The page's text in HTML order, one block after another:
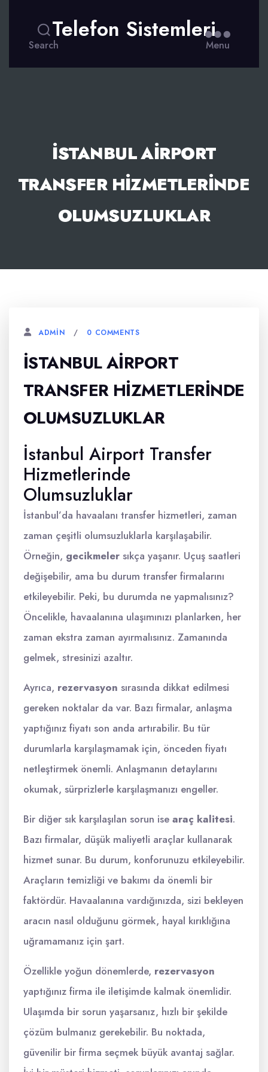
Search
Telefon Sistemleri
Menu
İSTANBUL AIRPORT
TRANSFER HIZMETLERINDE
OLUMSUZLUKLAR
ADMIN 0 COMMENTS
İSTANBUL AIRPORT
TRANSFER HIZMETLERINDE
OLUMSUZLUKLAR
İstanbul Airport Transfer
Hizmetlerinde
Olumsuzluklar
İstanbul’da havaalanı transfer hizmetleri, zaman
zaman çeşitli olumsuzluklarla karşılaşabilir.
Örneğin, gecikmeler sıkça yaşanır. Uçuş saatleri
değişebilir, ama bu durum transfer firmalarını
etkileyebilir. Peki, bu durumda ne yapmalısınız?
Öncelikle, havaalanına ulaşımınızı planlarken, her
zaman ekstra zaman ayırmalısınız. Zamanında
gelmek, stresinizi azaltır.
Ayrıca, rezervasyon sırasında dikkat edilmesi
gereken noktalar da var. Bazı firmalar, anlaşma
yaptığınız fiyatı son anda artırabilir. Bu tür
durumlarla karşılaşmamak için, önceden fiyatı
netleştirmek önemli. Anlaşmanın detaylarını
okumak, sürprizlerle karşılaşmanızı engeller.
Bir diğer sık karşılaşılan sorun ise araç kalitesi.
Bazı firmalar, düşük maliyetli araçlar kullanarak
hizmet sunar. Bu durum, konforunuzu etkileyebilir.
Araçların temizliği ve bakımı da önemli bir
faktördür. Havaalanına vardığınızda, sizi bekleyen
aracın nasıl olduğunu görmek, hayal kırıklığına
uğramamanız için şart.
Özellikle yoğun dönemlerde, rezervasyon
yaptığınız firma ile iletişimde kalmak önemlidir.
Ulaşımda bir sorun yaşarsanız, hızlı bir şekilde
çözüm bulmanız gerekebilir. Bu noktada,
güvenilir bir firma seçmek büyük avantaj sağlar.